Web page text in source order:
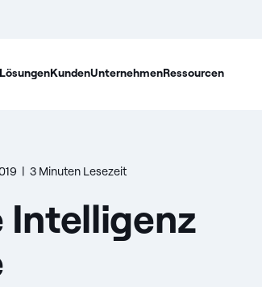
LösungenKundenUnternehmenRessourcen
| 3 Minuten Lesezeit
Intelligenz